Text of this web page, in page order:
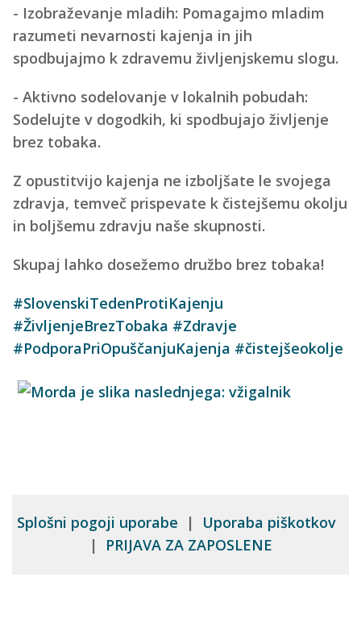
- Izobraževanje mladih: Pomagajmo mladim
razumeti nevarnosti kajenja in jih
spodbujajmo k zdravemu življenjskemu slogu.
- Aktivno sodelovanje v lokalnih pobudah:
Sodelujte v dogodkih, ki spodbujajo življenje
brez tobaka.
Z opustitvijo kajenja ne izboljšate le svojega
zdravja, temveč prispevate k čistejšemu okolju
in boljšemu zdravju naše skupnosti.
Skupaj lahko dosežemo družbo brez tobaka!
#SlovenskiTedenProtiKajenju
#ŽivljenjeBrezTobaka #Zdravje
#PodporaPriOpuščanjuKajenja #čistejšeokolje
Splošni pogoji uporabe | Uporaba piškotkov
|
PRIJAVA ZA ZAPOSLENE